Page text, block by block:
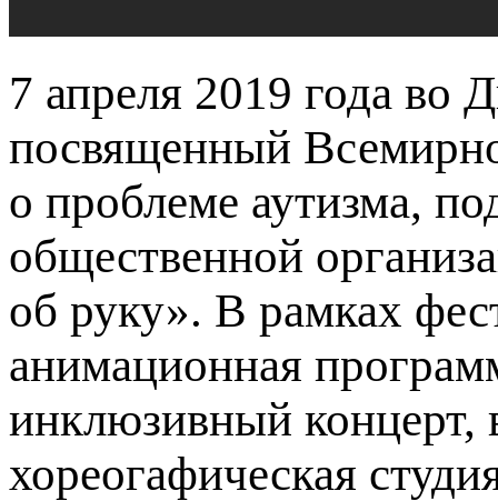
7 апреля 2019 года во
посвященный
о проблеме аутизма,
общественной
об руку». В рамках
анимационная
инклюзивный концерт,
хореогафическая